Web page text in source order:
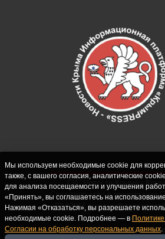
СИ "Новости Крыма -
Свидетельство о
77-62916 выдано
надзору в сфере связи,
технологий и массовых
Мы используем необходимые cookie для
также, с вашего согласия, аналитические
для анализа посещаемости и улучшения
«Принять», вы соглашаетесь на
Нажимая «Отказаться», вы разрешаете
необходимые cookie. Подробнее — в
Согласии на обработку персональных данных.